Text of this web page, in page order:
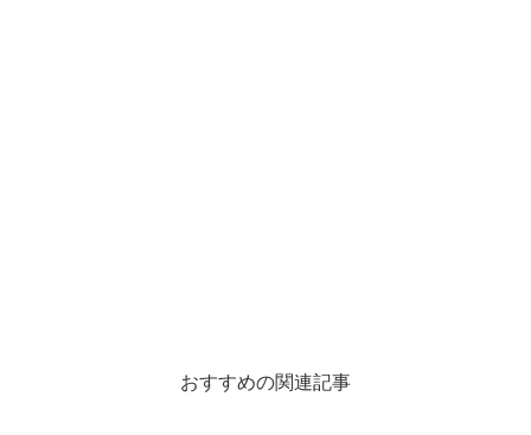
おすすめの関連記事